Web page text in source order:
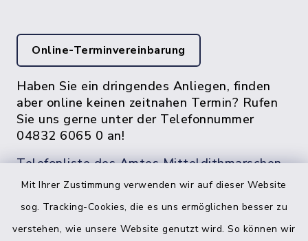
Mit Ihrer Zustimmung verwenden wir auf dieser Website
sog. Tracking-Cookies, die es uns ermöglichen besser zu
verstehen, wie unsere Website genutzt wird. So können wir
Online-Terminvereinbarung
Haben Sie ein dringendes Anliegen, finden
aber online keinen zeitnahen Termin? Rufen
Sie uns gerne unter der Telefonnummer
04832 6065 0 an!
Telefonliste des Amtes Mitteldithmarschen